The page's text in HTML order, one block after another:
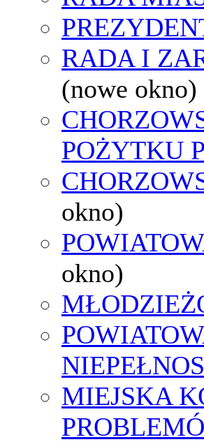
RADA I
(nowe okno)
POŻYTKU
okno)
okno)
MIEJSKA